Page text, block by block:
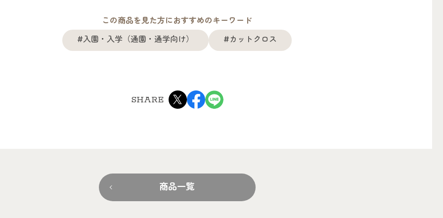
この商品を見た方におすすめのキーワード
#入園・入学（通園・通学向け）
#カットクロス
SHARE
商品一覧